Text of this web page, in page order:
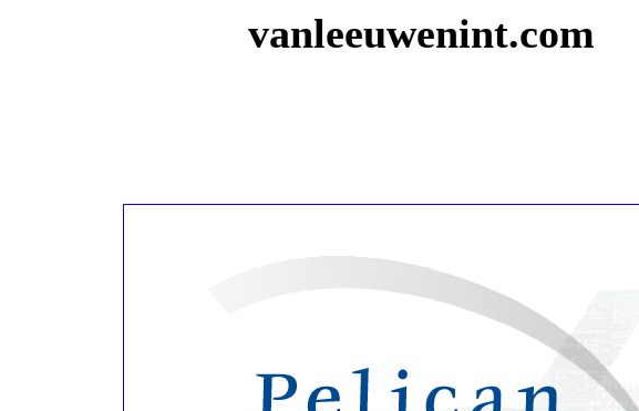
vanleeuwenint.com